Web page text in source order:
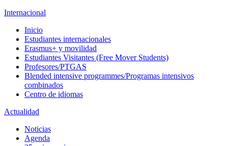
Internacional
Inicio
Estudiantes internacionales
Erasmus+ y movilidad
Estudiantes Visitantes (Free Mover Students)
Profesores/PTGAS
Blended intensive programmes/Programas intensivos
combinados
Centro de idiomas
Actualidad
Noticias
Agenda